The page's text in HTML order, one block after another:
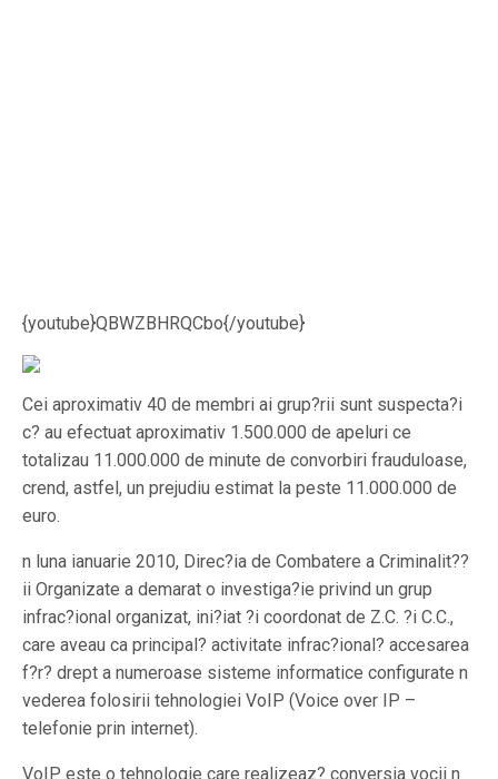
{youtube}QBWZBHRQCbo{/youtube}
Cei aproximativ 40 de membri ai grup?rii sunt suspecta?i
c? au efectuat aproximativ 1.500.000 de apeluri ce
totalizau 11.000.000 de minute de convorbiri frauduloase,
crend, astfel, un prejudiu estimat la peste 11.000.000 de
euro.
n luna ianuarie 2010, Direc?ia de Combatere a Criminalit??
ii Organizate a demarat o investiga?ie privind un grup
infrac?ional organizat, ini?iat ?i coordonat de Z.C. ?i C.C.,
care aveau ca principal? activitate infrac?ional? accesarea
f?r? drept a numeroase sisteme informatice configurate n
vederea folosirii tehnologiei VoIP (Voice over IP –
telefonie prin internet).
VoIP este o tehnologie care realizeaz? conversia vocii n